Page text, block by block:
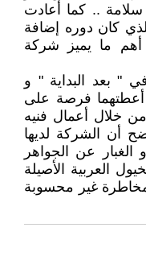
.. كما أعادت
كان دوره إضافة
ما يميز شركة
" بعد البداية " و
فرصة على
خلال أعمال فنيه
أن الشركة لديها
عن الجواهر
العربية الأصيلة
مخاطرة غير محسوبة